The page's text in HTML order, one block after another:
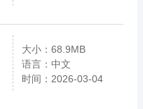
大小：68.9MB
语言：中文
时间：2026-03-04